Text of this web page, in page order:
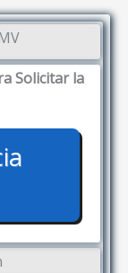
Solicitar la